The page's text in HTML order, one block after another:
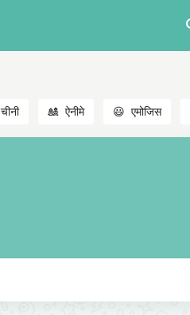
चीनी 🎎 ऐनीमे 😃 एमोजिस